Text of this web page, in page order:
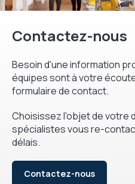
Contactez-nous
Besoin d'une information
équipes sont à votre
formulaire de contact.
Choisissez l'objet de votre
spécialistes vous re-
délais.
Contactez-nous